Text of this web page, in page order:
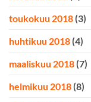
toukokuu 2018 (3)
huhtikuu 2018 (4)
maaliskuu 2018 (7)
helmikuu 2018 (8)